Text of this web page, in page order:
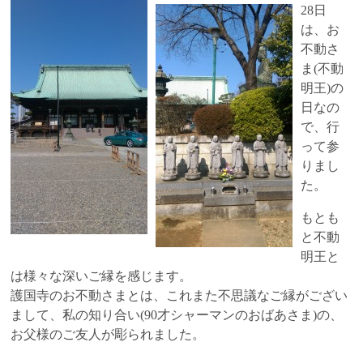
28日
は、お
不動さ
ま(不動
明王)の
日なの
で、行
って参
りまし
た。
もとも
と不動
明王と
は様々な深いご縁を感じます。
護国寺のお不動さまとは、これまた不思議なご縁がござい
まして、私の知り合い(90才シャーマンのおばあさま)の、
お父様のご友人が彫られました。